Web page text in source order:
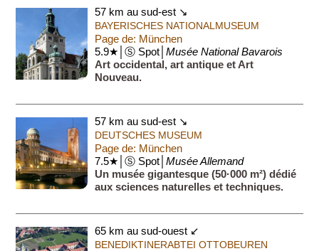
57 km au sud-est ↘
BAYERISCHES NATIONALMUSEUM
Page de: München
5.9★│Ⓢ Spot│Musée National Bavarois
Art occidental, art antique et Art
Nouveau.
57 km au sud-est ↘
DEUTSCHES MUSEUM
Page de: München
7.5★│Ⓢ Spot│Musée Allemand
Un musée gigantesque (50·000 m²) dédié
aux sciences naturelles et techniques.
65 km au sud-ouest ↙
BENEDIKTINERABTEI OTTOBEUREN